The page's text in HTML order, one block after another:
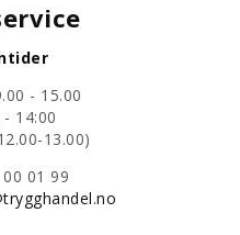
- 15.00
14:00
13.00)
00 01 99